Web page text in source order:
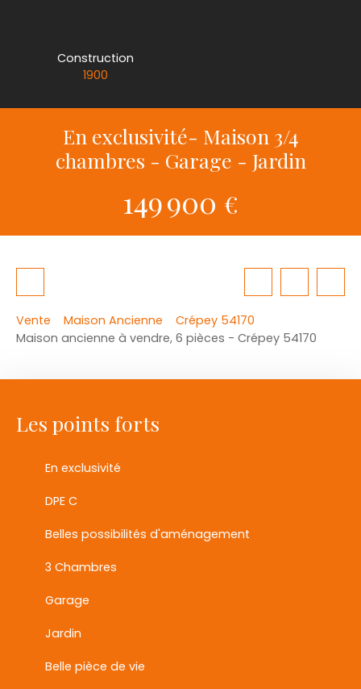
Construction
1900
En exclusivité- Maison 3/4
chambres - Garage - Jardin
149 900 €
Vente Maison Ancienne
Crépey 54170
Maison ancienne à vendre, 6 pièces - Crépey 54170
Les points forts
En exclusivité
DPE C
Belles possibilités d'aménagement
3 Chambres
Garage
Jardin
Belle pièce de vie